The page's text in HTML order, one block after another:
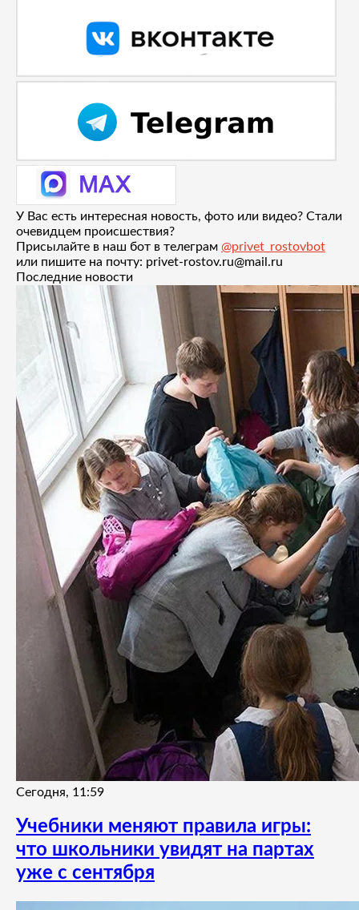
У Вас есть интересная новость, фото или видео? Стали
очевидцем происшествия?
Присылайте в наш бот в телеграм @privet_rostovbot
или пишите на почту: privet-rostov.ru@mail.ru
Последние новости
Сегодня, 11:59
Учебники меняют правила игры:
что школьники увидят на партах
уже с сентября